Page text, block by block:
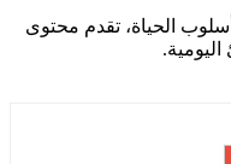
الحياة، تقدم محتوى
اليومية.